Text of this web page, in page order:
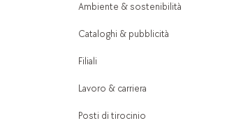
Ambiente & sostenibilità
Cataloghi & pubblicità
Filiali
Lavoro & carriera
Posti di tirocinio